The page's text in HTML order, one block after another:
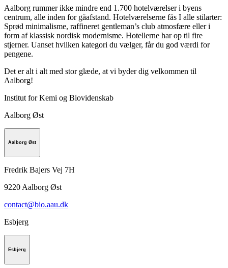
Aalborg rummer ikke mindre end 1.700 hotelværelser i byens
centrum, alle inden for gåafstand. Hotelværelserne fås I alle stilarter:
Sprød minimalisme, raffineret gentleman’s club atmosfære eller i
form af klassisk nordisk modernisme. Hotellerne har op til fire
stjerner. Uanset hvilken kategori du vælger, får du god værdi for
pengene.
Det er alt i alt med stor glæde, at vi byder dig velkommen til
Aalborg!
Institut for Kemi og Biovidenskab
Aalborg Øst
Aalborg Øst
Fredrik Bajers Vej 7H
9220 Aalborg Øst
contact@bio.aau.dk
Esbjerg
Esbjerg